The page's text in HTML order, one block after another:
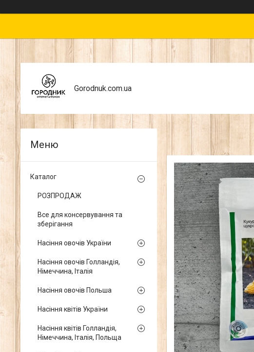
Gorodnuk.com.ua
Каталог
РОЗПРОДАЖ
Все для консервування та
зберігання
Насіння овочів України
Насіння овочів Голландія,
Німеччина, Італія
Насіння овочів Польша
Насіння квітів України
Насіння квітів Голландія,
Німеччина, Італія, Польща